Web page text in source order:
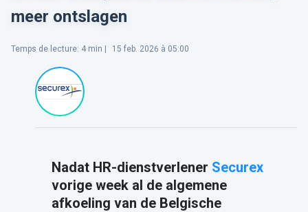
meer ontslagen
Temps de lecture: 4 min | 15 feb. 2026 à 05:00
Nadat HR-dienstverlener Securex
vorige week al de algemene
afkoeling van de Belgische